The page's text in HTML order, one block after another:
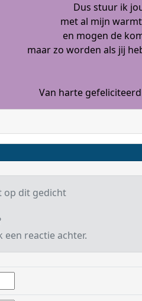
Dus stuur ik
met al mijn
en mogen de
maar zo worden als jij
Van harte
op dit gedicht
reactie achter.